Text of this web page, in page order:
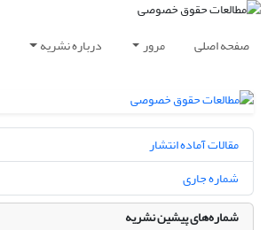
صفحه اصلی مرور درباره نشریه
مقالات آماده انتشار
شماره جاری
شماره‌های پیشین نشریه